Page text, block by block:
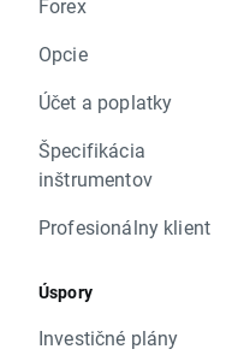
Forex
Opcie
Účet a poplatky
Špecifikácia
inštrumentov
Profesionálny klient
Úspory
Investičné plány